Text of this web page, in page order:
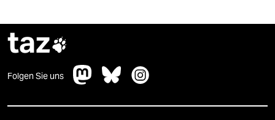
taz
Folgen Sie uns